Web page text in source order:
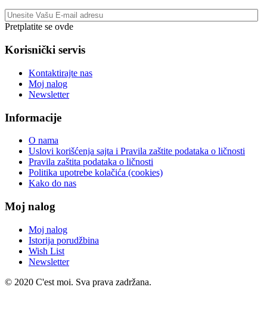
Pretplatite se ovde
Korisnički servis
Kontaktirajte nas
Moj nalog
Newsletter
Informacije
O nama
Uslovi korišćenja sajta i Pravila zaštite podataka o ličnosti
Pravila zaštita podataka o ličnosti
Politika upotrebe kolačića (cookies)
Kako do nas
Moj nalog
Moj nalog
Istorija porudžbina
Wish List
Newsletter
© 2020 C'est moi. Sva prava zadržana.